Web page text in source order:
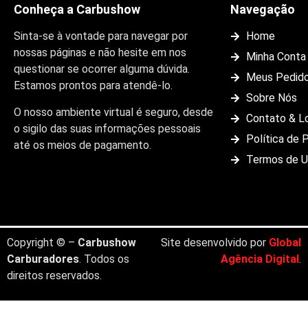
Conheça a Carbushow
Sinta-se à vontade para navegar por
nossas páginas e não hesite em nos
questionar se ocorrer alguma dúvida.
Estamos prontos para atendê-lo.
O nosso ambiente virtual é seguro, desde
o sigilo das suas informações pessoais
até os meios de pagamento.
Navegação
Home
Minha Conta
Meus
Sobre Nós
Contato &
Política de
Termos de
Copyright © – Carbushow
Carburadores. Todos os
direitos reservados.
Site desenvolvido por Global
Agência Digital.